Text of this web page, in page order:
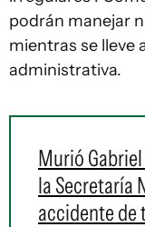
podrán manejar
mientras se lleve
administrativa.
Murió
la Secretaría
accidente de